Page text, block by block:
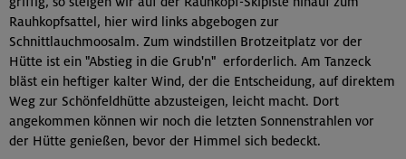
Rauhkopfsattel, hier wird links abgebogen zur
Schnittlauchmoosalm. Zum windstillen Brotzeitplatz vor der
Hütte ist ein "Abstieg in die Grub'n" erforderlich. Am Tanzeck
bläst ein heftiger kalter Wind, der die Entscheidung, auf direktem
Weg zur Schönfeldhütte abzusteigen, leicht macht. Dort
angekommen können wir noch die letzten Sonnenstrahlen vor
der Hütte genießen, bevor der Himmel sich bedeckt.